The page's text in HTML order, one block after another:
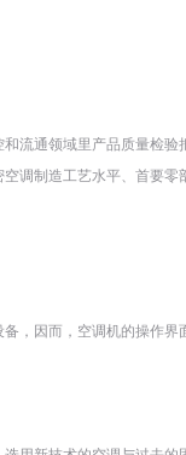
流通领域里产品质量检
调制造工艺水平、首要
，因而，空调机的操作界